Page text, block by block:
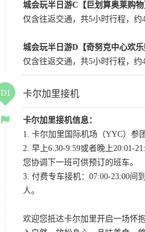
城会玩半日游C【巨划算奥莱购
仅含往返交通，共5小时行程，
城会玩半日游D【奇努克中心欢
仅含往返交通，共5小时行程，
D1 卡尔加里接机
卡尔加里接机信息：
1. 卡尔加里国际机场（YYC）参
2. 早上6:30-9:59或者晚上20:01-
您协调下一班可供预订的班车。
3. 付费专车接机：07:00-23:00间
人。
欢迎您抵达卡尔加里开启一场怀